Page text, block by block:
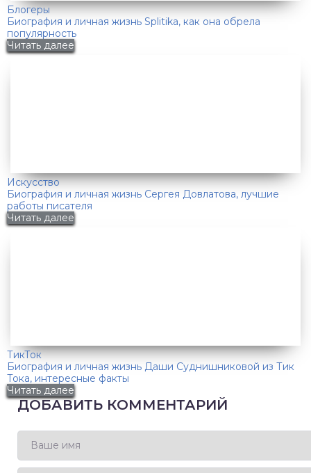
Блогеры
Биография и личная жизнь Splitika, как она обрела
популярность
Читать далее
Искусство
Биография и личная жизнь Сергея Довлатова, лучшие
работы писателя
Читать далее
ТикТок
Биография и личная жизнь Даши Суднишниковой из Тик
Тока, интересные факты
Читать далее
ДОБАВИТЬ КОММЕНТАРИЙ